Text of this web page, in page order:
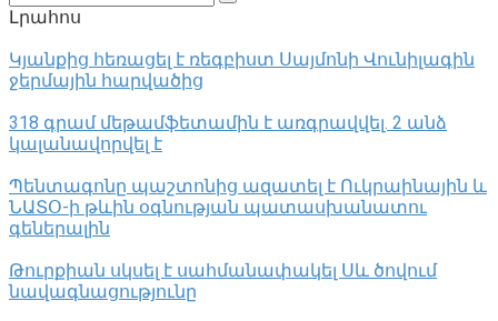
Լրահոս
Կյանքից հեռացել է ռեգբիստ Սայմոնի Վունիլագին
ջերմային հարվածից
318 գրամ մեթամֆետամին է առգրավվել․ 2 անձ
կալանավորվել է
Պենտագոնը պաշտոնից ազատել է Ուկրաինային և
ՆԱՏՕ-ի թևին օգնության պատասխանատու
գեներալին
Թուրքիան սկսել է սահմանափակել Սև ծովում
նավագնացությունը